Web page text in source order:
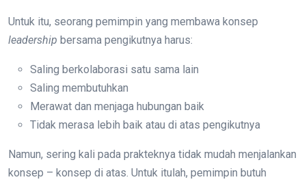
Untuk itu, seorang pemimpin yang membawa konsep
leadership bersama pengikutnya harus:
Saling berkolaborasi satu sama lain
Saling membutuhkan
Merawat dan menjaga hubungan baik
Tidak merasa lebih baik atau di atas pengikutnya
Namun, sering kali pada prakteknya tidak mudah menjalankan
konsep – konsep di atas. Untuk itulah, pemimpin butuh